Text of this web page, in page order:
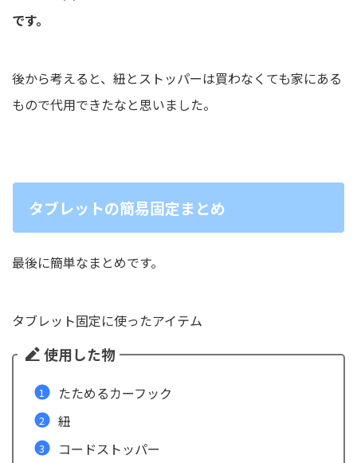
です。
後から考えると、紐とストッパーは買わなくても家にある
もので代用できたなと思いました。
タブレットの簡易固定まとめ
最後に簡単なまとめです。
タブレット固定に使ったアイテム
使用した物
たためるカーフック
紐
コードストッパー